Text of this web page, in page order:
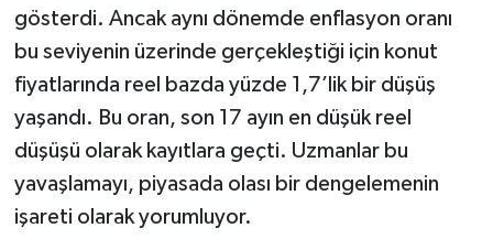
gösterdi. Ancak aynı dönemde enflasyon oranı
bu seviyenin üzerinde gerçekleştiği için konut
fiyatlarında reel bazda yüzde 1,7’lik bir düşüş
yaşandı. Bu oran, son 17 ayın en düşük reel
düşüşü olarak kayıtlara geçti. Uzmanlar bu
yavaşlamayı, piyasada olası bir dengelemenin
işareti olarak yorumluyor.